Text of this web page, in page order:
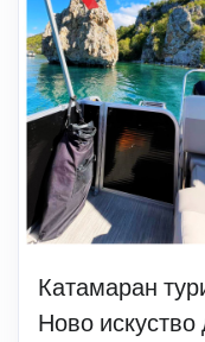
Катамаран
Ново